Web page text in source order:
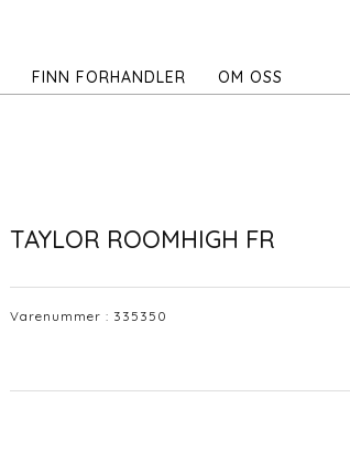
FINN FORHANDLER OM OSS
TAYLOR ROOMHIGH FR
Varenummer : 335350